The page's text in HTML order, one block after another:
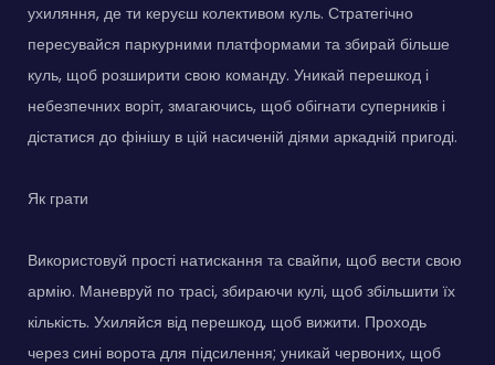
ухиляння, де ти керуєш колективом куль. Стратегічно
пересувайся паркурними платформами та збирай більше
куль, щоб розширити свою команду. Уникай перешкод і
небезпечних воріт, змагаючись, щоб обігнати суперників і
дістатися до фінішу в цій насиченій діями аркадній пригоді.
Як грати
Використовуй прості натискання та свайпи, щоб вести свою
армію. Маневруй по трасі, збираючи кулі, щоб збільшити їх
кількість. Ухиляйся від перешкод, щоб вижити. Проходь
через сині ворота для підсилення; уникай червоних, щоб